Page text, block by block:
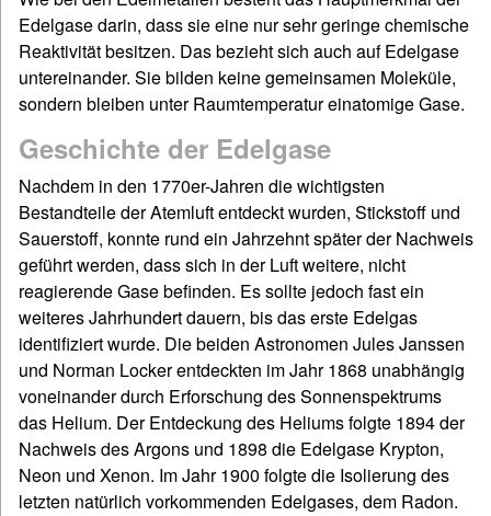
Edelgase darin, dass sie eine nur sehr geringe chemische
Reaktivität besitzen. Das bezieht sich auch auf Edelgase
untereinander. Sie bilden keine gemeinsamen Moleküle,
sondern bleiben unter Raumtemperatur einatomige Gase.
Geschichte der Edelgase
Nachdem in den 1770er-Jahren die wichtigsten
Bestandteile der Atemluft entdeckt wurden, Stickstoff und
Sauerstoff, konnte rund ein Jahrzehnt später der Nachweis
geführt werden, dass sich in der Luft weitere, nicht
reagierende Gase befinden. Es sollte jedoch fast ein
weiteres Jahrhundert dauern, bis das erste Edelgas
identifiziert wurde. Die beiden Astronomen Jules Janssen
und Norman Locker entdeckten im Jahr 1868 unabhängig
voneinander durch Erforschung des Sonnenspektrums
das Helium. Der Entdeckung des Heliums folgte 1894 der
Nachweis des Argons und 1898 die Edelgase Krypton,
Neon und Xenon. Im Jahr 1900 folgte die Isolierung des
letzten natürlich vorkommenden Edelgases, dem Radon.